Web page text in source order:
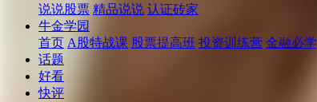
说说股票 精品说说 认证砖家
牛金学园
首页 A股特战课 股票提高班 投资训练营 金融必学
话题
好看
快评